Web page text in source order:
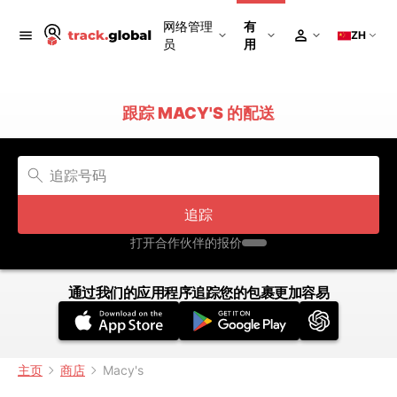
网络管理
员
有
用
ZH
跟踪 MACY'S 的配送
追踪
打开合作伙伴的报价
通过我们的应用程序追踪您的包裹更加容易
主页 商店 Macy's